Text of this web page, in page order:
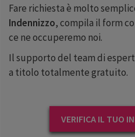
Fare richiesta è molto
Indennizzo, compila il form
ce ne occuperemo noi.
Il supporto del team di
a titolo totalmente gratuito.
VERIFICA IL TUO